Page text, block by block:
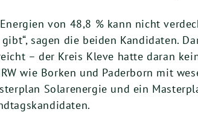
von 48,8 % kann nicht
sagen die beiden Kandidaten.
– der Kreis Kleve hatte daran
wie Borken und Paderborn mit
Solarenergie und ein